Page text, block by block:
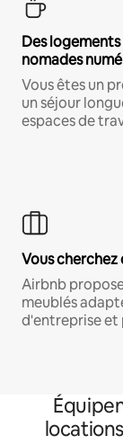
Des
nomades
Vous êtes un
un séjour
espaces de
Vous cherchez
Airbnb
meublés
d'entreprise et